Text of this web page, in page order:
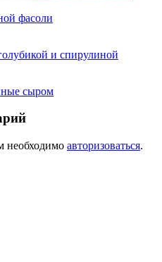
фасоли
и спирулиной
сыром
необходимо авторизоваться.